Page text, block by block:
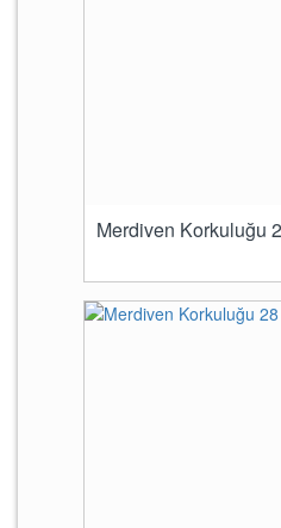
Merdiven Korkuluğu